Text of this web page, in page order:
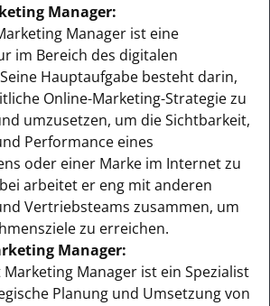
Manager:
Manager ist eine
im Bereich des digitalen
Hauptaufgabe besteht darin,
Online-Marketing-Strategie zu
umzusetzen, um die Sichtbarkeit,
Performance eines
oder einer Marke im Internet zu
arbeitet er eng mit anderen
Vertriebsteams zusammen, um
zu erreichen.
Manager:
Manager ist ein Spezialist
Planung und Umsetzung von